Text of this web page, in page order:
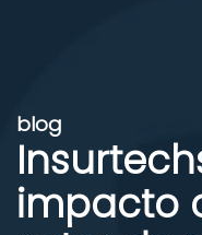
blog
impacto